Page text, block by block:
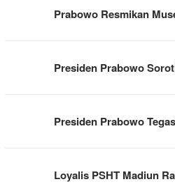
Prabowo Resmikan
Presiden Prabowo
Presiden Prabowo
Loyalis PSHT Madiun